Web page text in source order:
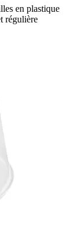
en plastique
régulière